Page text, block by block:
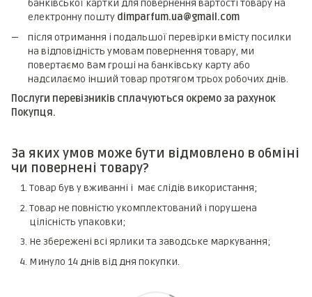
банківської картки для повернення вартості товару на
електронну пошту dimparfum.ua@gmail.com
після отримання і подальшої перевірки вмісту посилки
на відповідність умовам повернення товару, ми
повертаємо Вам гроші на банківську карту або
надсилаємо інший товар протягом трьох робочих днів.
Послуги перевізників сплачуються окремо за рахунок
Покупця.
За яких умов може бути відмовлено в обміні
чи повернені товару?
Товар був у вживанні і має слідів використання;
Товар не повністю укомплектований і порушена
цілісність упаковки;
Не збережені всі ярлики та заводське маркування;
Минуло 14 днів від дня покупки.